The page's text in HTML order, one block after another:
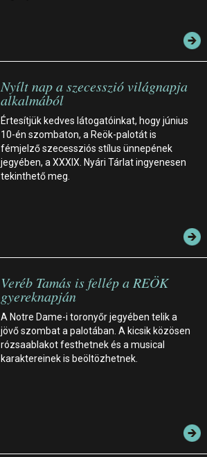
Nyílt nap a szecesszió világnapja
alkalmából
Értesítjük kedves látogatóinkat, hogy június
10-én szombaton, a Reök-palotát is
fémjelző szecessziós stílus ünnepének
jegyében, a XXXIX. Nyári Tárlat ingyenesen
tekinthető meg.
Veréb Tamás is fellép a REÖK
gyereknapján
A Notre Dame-i toronyőr jegyében telik a
jövő szombat a palotában. A kicsik közösen
rózsaablakot festhetnek és a musical
karaktereinek is beöltözhetnek.